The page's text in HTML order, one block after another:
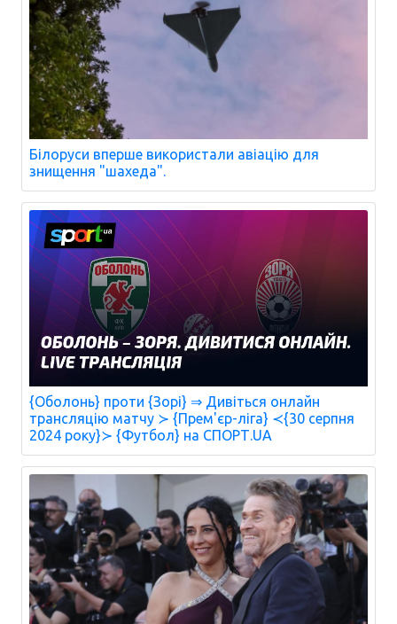
Білоруси вперше використали авіацію для
знищення "шахеда".
{Оболонь} проти {Зорі} ⇒ Дивіться онлайн
трансляцію матчу ≻ {Прем'єр-ліга} ≺{30 серпня
2024 року}≻ {Футбол} на СПОРТ.UA